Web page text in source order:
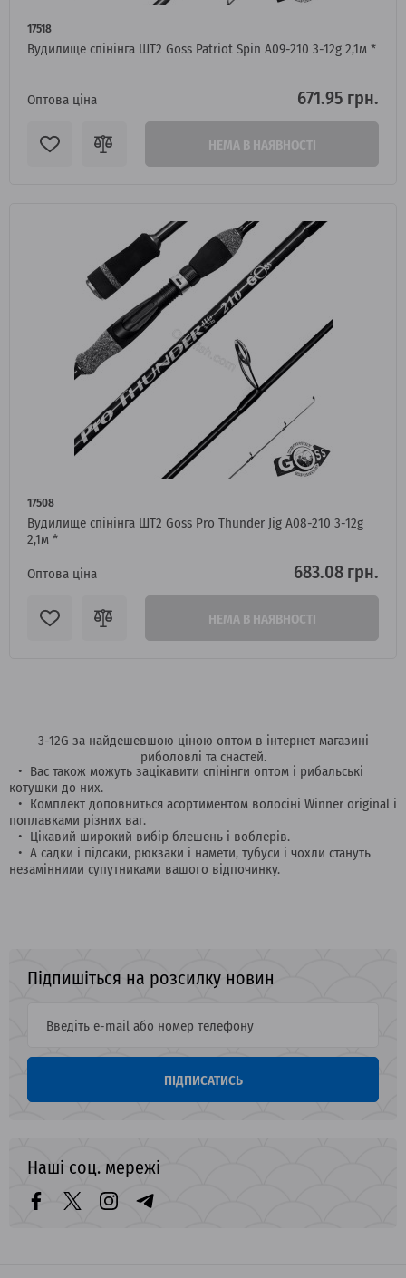
17518
Вудилище спінінга ШТ2 Goss Patriot Spin A09-210 3-12g 2,1м *
Оптова ціна 671.95 грн.
НЕМА В НАЯВНОСТІ
17508
Вудилище спінінга ШТ2 Goss Pro Thunder Jig A08-210 3-12g
2,1м *
Оптова ціна
683.08 грн.
НЕМА В НАЯВНОСТІ
3-12G за найдешевшою ціною оптом в інтернет магазині
риболовлі та снастей.
Вас також можуть зацікавити спінінги оптом і рибальські
котушки до них.
Комплект доповниться асортиментом волосіні Winner original і
поплавками різних ваг.
Цікавий широкий вибір блешень і воблерів.
А садки і підсаки, рюкзаки і намети, тубуси і чохли стануть
незамінними супутниками вашого відпочинку.
Підпишіться на розсилку новин
ПІДПИСАТИСЬ
Наші соц. мережі